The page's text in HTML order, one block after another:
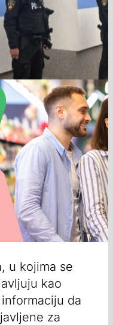
u kojima se
kao
da
za